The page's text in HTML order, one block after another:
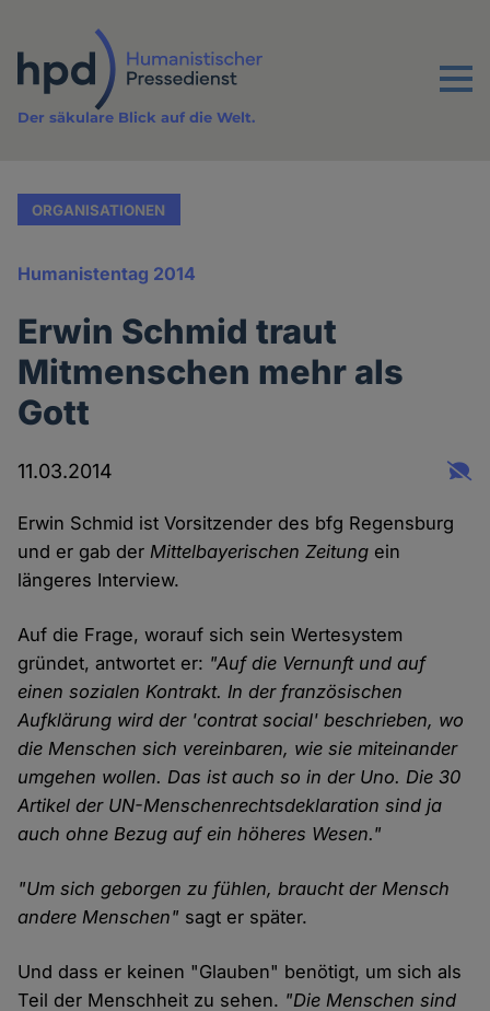
Inhalt
Menu
Der säkulare Blick auf die Welt.
ORGANISATIONEN
Humanistentag 2014
Erwin Schmid traut
Mitmenschen mehr als
Gott
11.03.2014
Erwin Schmid ist Vorsitzender des bfg Regensburg
und er gab der Mittelbayerischen Zeitung ein
längeres Interview.
Auf die Frage, worauf sich sein Wertesystem
gründet, antwortet er: "Auf die Vernunft und auf
einen sozialen Kontrakt. In der französischen
Aufklärung wird der 'contrat social' beschrieben, wo
die Menschen sich vereinbaren, wie sie miteinander
umgehen wollen. Das ist auch so in der Uno. Die 30
Artikel der UN-Menschenrechtsdeklaration sind ja
auch ohne Bezug auf ein höheres Wesen."
"Um sich geborgen zu fühlen, braucht der Mensch
andere Menschen" sagt er später.
Und dass er keinen "Glauben" benötigt, um sich als
Teil der Menschheit zu sehen. "Die Menschen sind